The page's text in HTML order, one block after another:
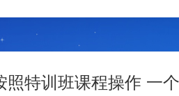
特训班课程操作 一